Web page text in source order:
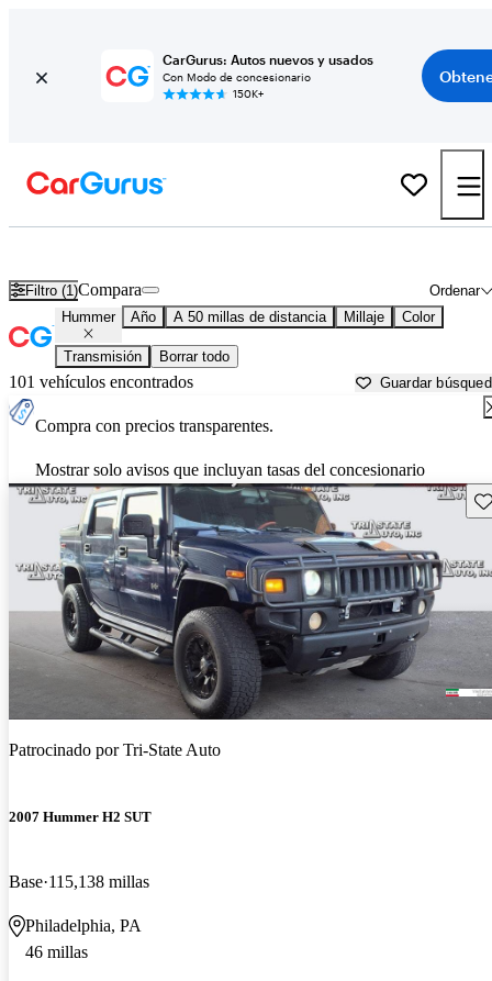
CarGurus: Autos nuevos y usados
Con Modo de concesionario
150K+
Filtro (1) Ordenar
Compara
Hummer Año A 50 millas de distancia Millaje Color
Transmisión Borrar todo
101 vehículos encontrados Guardar
Compra con precios transparentes.
Mostrar solo avisos que incluyan tasas del concesionario
Patrocinado porTri-State Auto
2007 Hummer H2 SUT
Base 115,138 millas
Philadelphia, PA
46 millas